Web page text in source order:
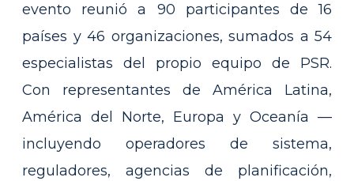
evento reunió a 90 participantes de 16
países y 46 organizaciones, sumados a 54
especialistas del propio equipo de PSR.
Con representantes de América Latina,
América del Norte, Europa y Oceanía —
incluyendo operadores de sistema,
reguladores, agencias de planificación,